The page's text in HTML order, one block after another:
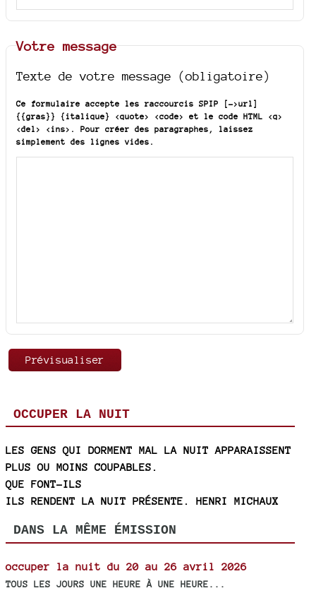
Votre message
Texte de votre message (obligatoire)
Ce formulaire accepte les raccourcis SPIP
[->url]
{{gras}} {italique} <quote> <code>
et le code HTML <q>
<del> <ins> . Pour créer des paragraphes, laissez
simplement des lignes vides.
OCCUPER LA NUIT
LES GENS QUI DORMENT MAL LA NUIT APPARAISSENT
PLUS OU MOINS COUPABLES.
QUE FONT-ILS
ILS RENDENT LA NUIT PRÉSENTE. HENRI MICHAUX
DANS LA MÊME ÉMISSION
occuper la nuit du 20 au 26 avril 2026
TOUS LES JOURS UNE HEURE À UNE HEURE...